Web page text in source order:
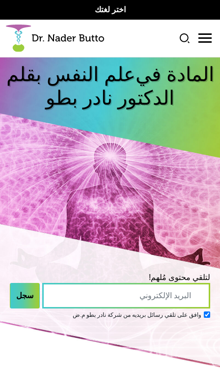
اختر لغتك
المادة فيعلم النفس بقلم
الدكتور نادر بطو
لتلقي محتوى مُلهم!
وافق على تلقي رسائل بريديه من شركة نادر بطو م.ض